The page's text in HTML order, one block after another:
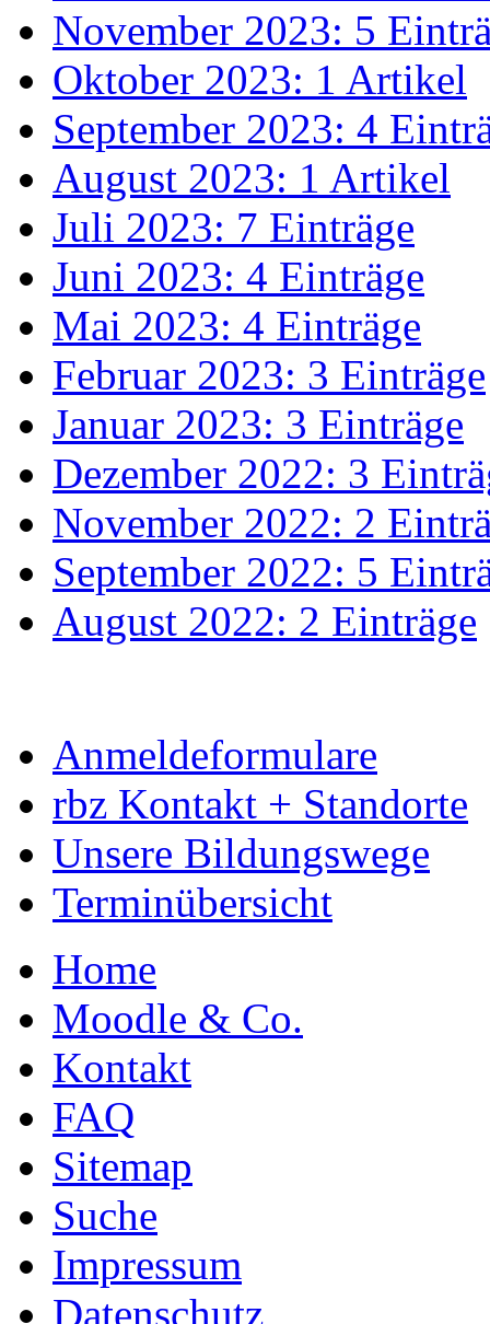
November 2023: 5
Oktober 2023: 1 Artikel
September 2023: 4
August 2023: 1 Artikel
Juli 2023: 7 Einträge
Juni 2023: 4 Einträge
Mai 2023: 4 Einträge
Februar 2023: 3 Einträge
Januar 2023: 3 Einträge
Dezember 2022: 3
November 2022: 2
September 2022: 5
August 2022: 2 Einträge
Anmeldeformulare
rbz Kontakt + Standorte
Unsere Bildungswege
Terminübersicht
Home
Moodle & Co.
Kontakt
FAQ
Sitemap
Suche
Impressum
Datenschutz